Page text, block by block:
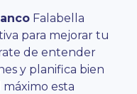
Falabella
para mejorar tu
de entender
y planifica bien
esta